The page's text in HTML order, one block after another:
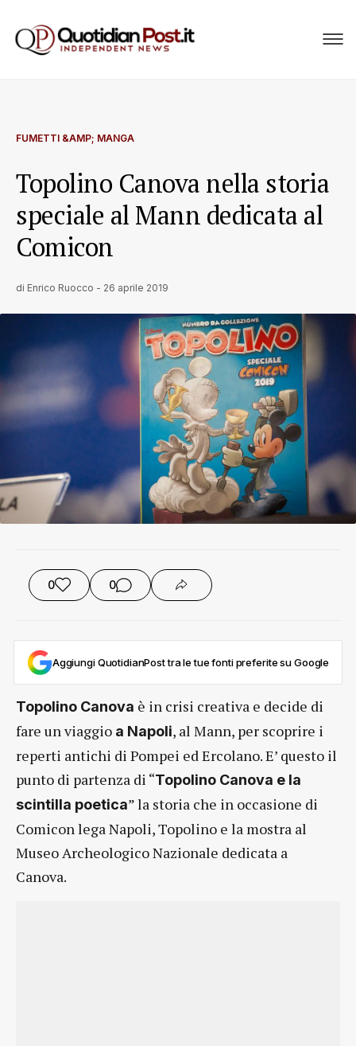
FUMETTI &AMP; MANGA
Topolino Canova nella storia
speciale al Mann dedicata al
Comicon
di Enrico Ruocco - 26 aprile 2019
0 0
Aggiungi QuotidianPost tra le tue fonti preferite su Google
Topolino Canova è in crisi creativa e decide di
fare un viaggio a Napoli, al Mann, per scoprire i
reperti antichi di Pompei ed Ercolano. E’ questo il
punto di partenza di “Topolino Canova e la
scintilla poetica” la storia che in occasione di
Comicon lega Napoli, Topolino e la mostra al
Museo Archeologico Nazionale dedicata a
Canova.